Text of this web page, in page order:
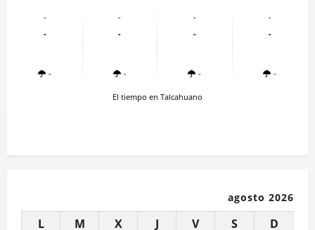
-
-
-
-
-
-
-
-
-
-
-
-
El tiempo en Talcahuano
agosto 2026
L M X J V S D